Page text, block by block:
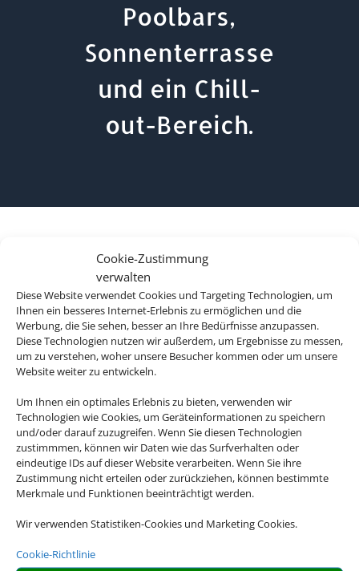
Cookie-Zustimmung
verwalten
Diese Website verwendet Cookies und Targeting Technologien, um
Ihnen ein besseres Internet-Erlebnis zu ermöglichen und die
Werbung, die Sie sehen, besser an Ihre Bedürfnisse anzupassen.
Diese Technologien nutzen wir außerdem, um Ergebnisse zu messen,
um zu verstehen, woher unsere Besucher kommen oder um unsere
Website weiter zu entwickeln.
Um Ihnen ein optimales Erlebnis zu bieten, verwenden wir
Technologien wie Cookies, um Geräteinformationen zu speichern
und/oder darauf zuzugreifen. Wenn Sie diesen Technologien
zustimmmen, können wir Daten wie das Surfverhalten oder
eindeutige IDs auf dieser Website verarbeiten. Wenn Sie ihre
Zustimmung nicht erteilen oder zurückziehen, können bestimmte
Merkmale und Funktionen beeinträchtigt werden.
Wir verwenden Statistiken-Cookies und Marketing Cookies.
Cookie-Richtlinie
Poolbars,
Sonnenterrasse
und ein Chill-
out-Bereich.